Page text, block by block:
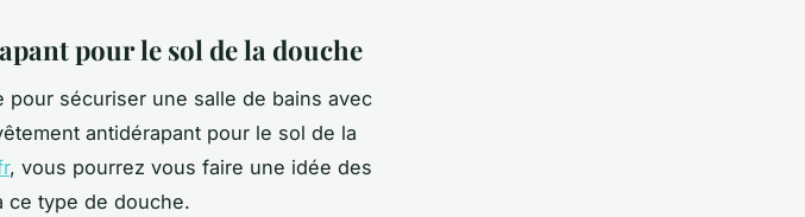
pour le sol de la douche
sécuriser une salle de bains avec
antidérapant pour le sol de la
, vous pourrez vous faire une idée des
ce type de douche.